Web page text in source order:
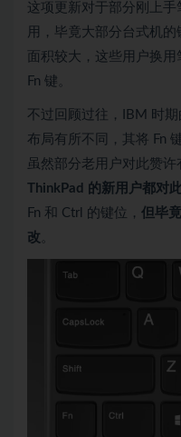
这项更新对于部分刚上
用，毕竟大部分台式机的
面积较大，这些用户换
Fn 键。
不过回顾过往，IBM 时
布局有所不同，其将 Fn
虽然部分老用户对此赞许
ThinkPad 的新用户都对
Fn 和 Ctrl 的键位， 但毕
改